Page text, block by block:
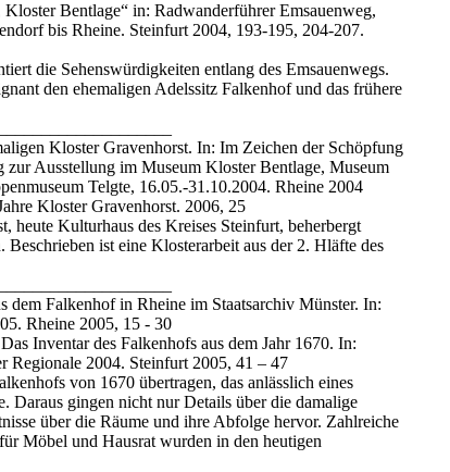
Bentlage“ in: Radwanderführer Emsauenweg,
bis Rheine. Steinfurt 2004, 193-195, 204-207.
die Sehenswürdigkeiten entlang des Emsauenwegs.
den ehemaligen Adelssitz Falkenhof und das frühere
Kloster Gravenhorst. In: Im Zeichen der Schöpfung
zur Ausstellung im Museum Kloster Bentlage, Museum
Telgte, 16.05.-31.10.2004. Rheine 2004
Kloster Gravenhorst. 2006, 25
heute Kulturhaus des Kreises Steinfurt, beherbergt
ist eine Klosterarbeit aus der 2. Hläfte des
dem Falkenhof in Rheine im Staatsarchiv Münster. In:
Rheine 2005, 15 - 30
Inventar des Falkenhofs aus dem Jahr 1670. In:
Regionale 2004. Steinfurt 2005, 41 – 47
von 1670 übertragen, das anlässlich eines
Daraus gingen nicht nur Details über die damalige
über die Räume und ihre Abfolge hervor. Zahlreiche
Möbel und Hausrat wurden in den heutigen